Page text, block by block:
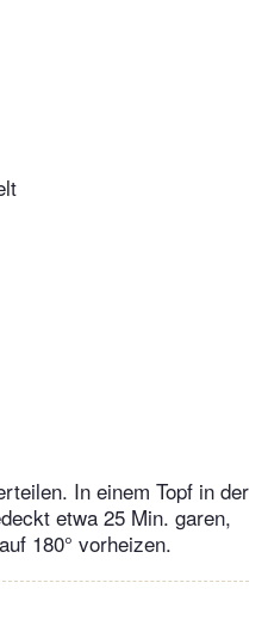
In einem Topf in der
etwa 25 Min. garen,
180° vorheizen.